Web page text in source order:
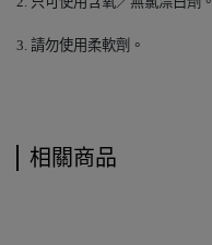
3. 請勿使用柔軟劑。
相關商品